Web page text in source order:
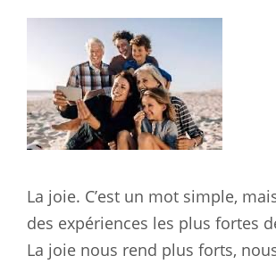
La joie. C’est un mot simple,
des expériences les plus fortes
La joie nous rend plus forts,